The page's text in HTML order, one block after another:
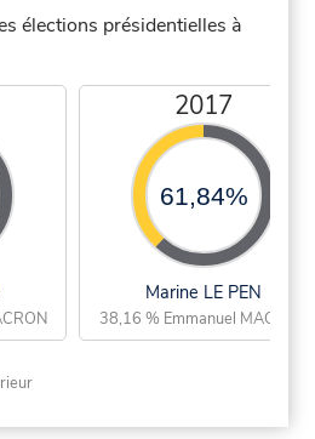
élections présidentielles à
2017
61,84%
Marine LE PEN
38,16 % Emmanuel MACRON